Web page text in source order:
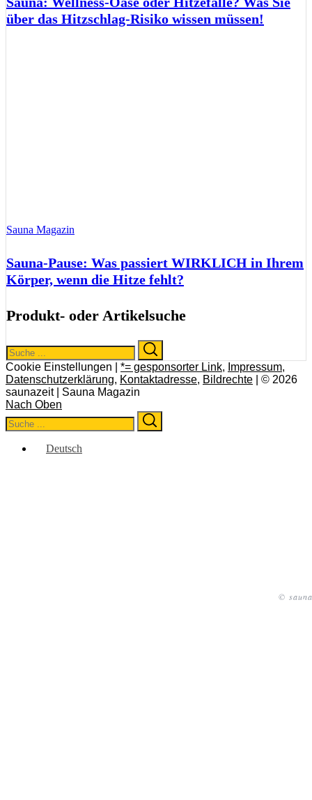
©
über das Hitzschlag-Risiko wissen müssen!
Sauna Magazin
Sauna-Pause: Was passiert WIRKLICH in Ihrem
Körper, wenn die Hitze fehlt?
Produkt- oder Artikelsuche
Search
for:
Cookie Einstellungen | *= gesponsorter Link, Impressum,
Datenschutzerklärung, Kontaktadresse, Bildrechte | © 2026
saunazeit | Sauna Magazin
Nach Oben
Search
for:
Deutsch